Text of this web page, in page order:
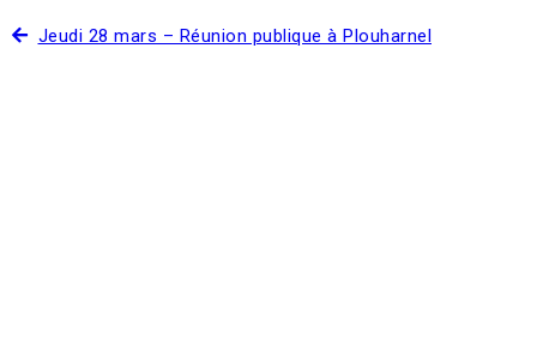
Jeudi 28 mars – Réunion publique à Plouharnel